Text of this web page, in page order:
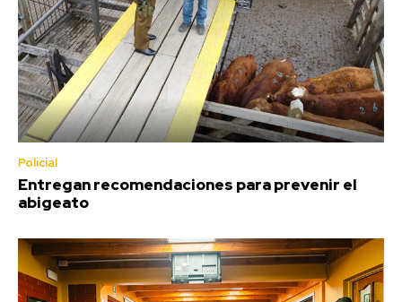
Policial
Entregan recomendaciones para prevenir el
abigeato